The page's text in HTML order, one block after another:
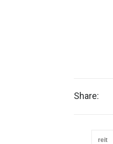
Share:
reit